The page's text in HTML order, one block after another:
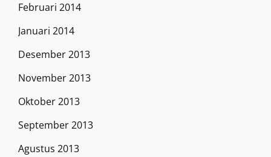
Februari 2014
Januari 2014
Desember 2013
November 2013
Oktober 2013
September 2013
Agustus 2013